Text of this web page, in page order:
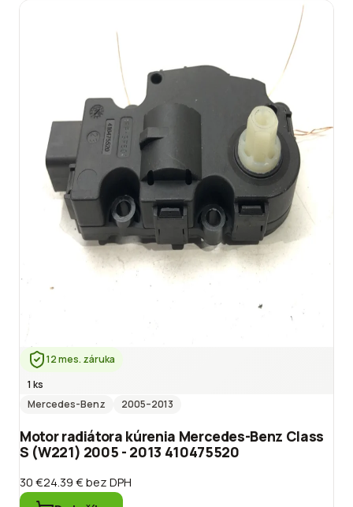
12 mes. záruka
1 ks
Mercedes-Benz
2005–2013
Motor radiátora kúrenia Mercedes-Benz Class
S (W221) 2005 - 2013 410475520
30 €24.39 €bez DPH